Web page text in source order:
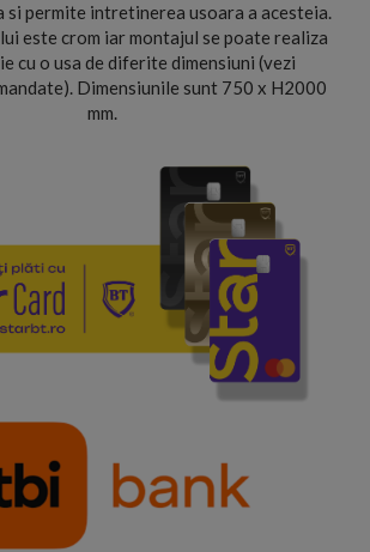
si permite intretinerea usoara a acesteia.
este crom iar montajul se poate realiza
cu o usa de diferite dimensiuni (vezi
Dimensiunile sunt 750 x H2000
mm.